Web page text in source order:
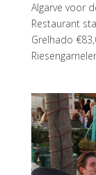
Algarve voor
Restaurant
Grelhado